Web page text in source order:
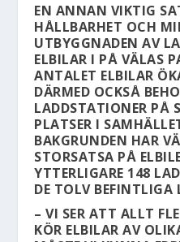
EN ANNAN VIKTIG
HÅLLBARHET OCH
UTBYGGNADEN AV
ELBILAR I PÅ VÄLAS
ANTALET ELBILAR
DÄRMED OCKSÅ
LADDSTATIONER PÅ
PLATSER I
BAKGRUNDEN HAR
STORSATSA PÅ
YTTERLIGARE 148
DE TOLV
– VI SER ATT ALLT
KÖR ELBILAR AV